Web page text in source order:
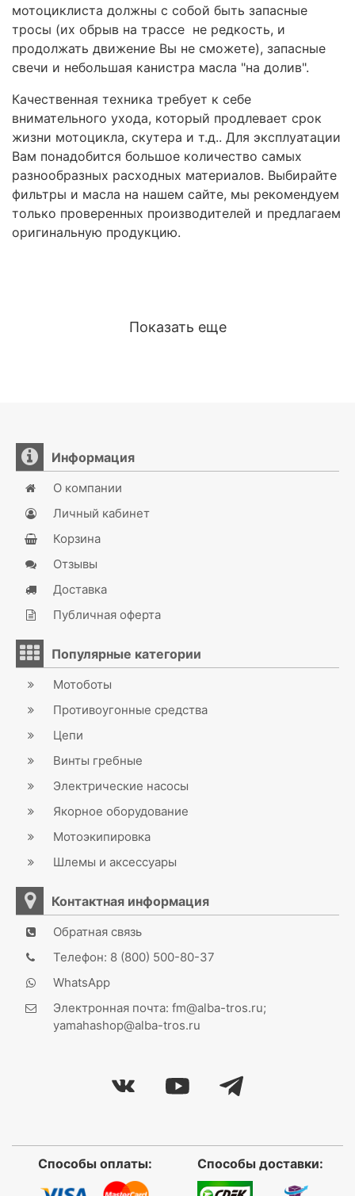
мотоциклиста должны с собой быть запасные
тросы (их обрыв на трассе не редкость, и
продолжать движение Вы не сможете), запасные
свечи и небольшая канистра масла "на долив".
Качественная техника требует к себе
внимательного ухода, который продлевает срок
жизни мотоцикла, скутера и т.д.. Для эксплуатации
Вам понадобится большое количество самых
разнообразных расходных материалов. Выбирайте
фильтры и масла на нашем сайте, мы рекомендуем
только проверенных производителей и предлагаем
оригинальную продукцию.
Показать еще
Информация
О компании
Личный кабинет
Корзина
Отзывы
Доставка
Публичная оферта
Популярные категории
Мотоботы
Противоугонные средства
Цепи
Винты гребные
Электрические насосы
Якорное оборудование
Мотоэкипировка
Шлемы и аксессуары
Контактная информация
Обратная связь
Телефон: 8 (800) 500-80-37
WhatsApp
Электронная почта: fm@alba-tros.ru;
yamahashop@alba-tros.ru
Способы оплаты: Способы доставки: